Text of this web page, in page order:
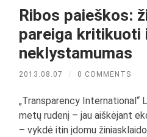
Ribos paieškos:
pareiga kritikuoti
neklystamumas
2013.08.07 / 0 COMMENTS
„Transparency International“
metų rudenį – jau aiškėjant
– vykdė itin įdomu